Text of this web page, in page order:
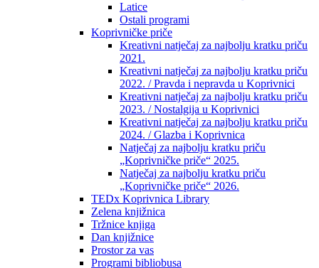
Latice
Ostali programi
Koprivničke priče
Kreativni natječaj za najbolju kratku priču
2021.
Kreativni natječaj za najbolju kratku priču
2022. / Pravda i nepravda u Koprivnici
Kreativni natječaj za najbolju kratku priču
2023. / Nostalgija u Koprivnici
Kreativni natječaj za najbolju kratku priču
2024. / Glazba i Koprivnica
Natječaj za najbolju kratku priču
„Koprivničke priče“ 2025.
Natječaj za najbolju kratku priču
„Koprivničke priče“ 2026.
TEDx Koprivnica Library
Zelena knjižnica
Tržnice knjiga
Dan knjižnice
Prostor za vas
Programi bibliobusa